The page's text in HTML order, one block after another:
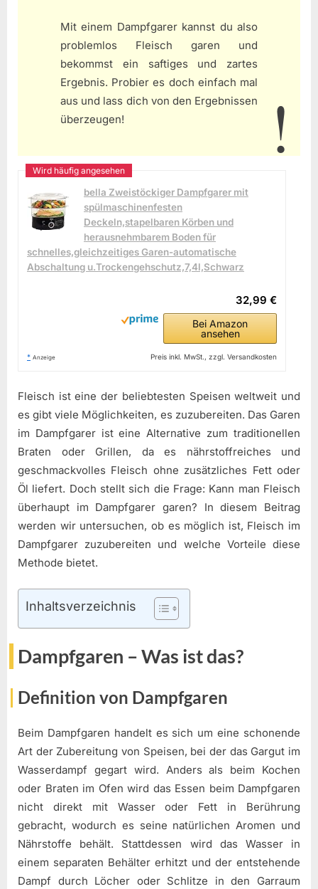
Mit einem Dampfgarer kannst du also
problemlos Fleisch garen und
bekommst ein saftiges und zartes
Ergebnis. Probier es doch einfach mal
aus und lass dich von den Ergebnissen
überzeugen!
bella Zweistöckiger Dampfgarer mit
spülmaschinenfesten
Deckeln,stapelbaren Körben und
herausnehmbarem Boden für
schnelles,gleichzeitiges Garen-automatische
Abschaltung u.Trockengehschutz,7,4l,Schwarz
32,99 €
Bei Amazon
ansehen
* Anzeige Preis inkl. MwSt., zzgl. Versandkosten
Fleisch ist eine der beliebtesten Speisen weltweit und
es gibt viele Möglichkeiten, es zuzubereiten. Das Garen
im Dampfgarer ist eine Alternative zum traditionellen
Braten oder Grillen, da es nährstoffreiches und
geschmackvolles Fleisch ohne zusätzliches Fett oder
Öl liefert. Doch stellt sich die Frage: Kann man Fleisch
überhaupt im Dampfgarer garen? In diesem Beitrag
werden wir untersuchen, ob es möglich ist, Fleisch im
Dampfgarer zuzubereiten und welche Vorteile diese
Methode bietet.
Inhaltsverzeichnis
Dampfgaren – Was ist das?
Definition von Dampfgaren
Beim Dampfgaren handelt es sich um eine schonende
Art der Zubereitung von Speisen, bei der das Gargut im
Wasserdampf gegart wird. Anders als beim Kochen
oder Braten im Ofen wird das Essen beim Dampfgaren
nicht direkt mit Wasser oder Fett in Berührung
gebracht, wodurch es seine natürlichen Aromen und
Nährstoffe behält. Stattdessen wird das Wasser in
einem separaten Behälter erhitzt und der entstehende
Dampf durch Löcher oder Schlitze in den Garraum